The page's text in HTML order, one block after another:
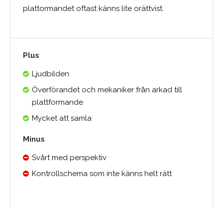
plattormandet oftast känns lite orättvist.
Plus
Ljudbilden
Överförandet och mekaniker från arkad till
plattformande
Mycket att samla
Minus
Svårt med perspektiv
Kontrollschema som inte känns helt rätt